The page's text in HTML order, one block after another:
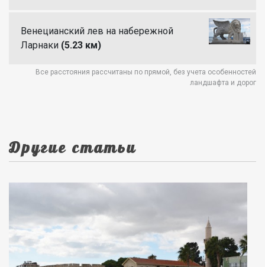
Венецианский лев на набережной
Ларнаки (5.23 км)
Все расстояния рассчитаны по прямой, без учета особенностей
ландшафта и дорог
Другие статьи